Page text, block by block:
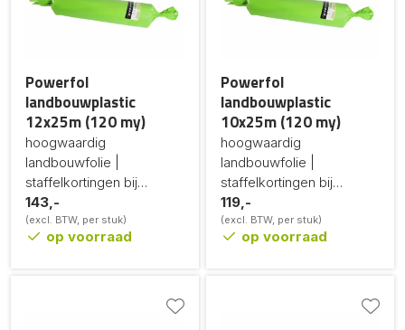
Powerfol
landbouwplastic
12x25m (120 my)
hoogwaardig
landbouwfolie |
staffelkortingen bij
grotere afname
143,-
(excl. BTW, per stuk)
op voorraad
Powerfol
landbouwplastic
10x25m (120 my)
hoogwaardig
landbouwfolie |
staffelkortingen bij
grotere afname
119,-
(excl. BTW, per stuk)
op voorraad